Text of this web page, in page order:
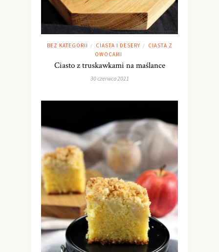
BEZ KATEGORII / CIASTA I DESERY /
CIASTA Z
OWOCAMI
Ciasto z truskawkami na maślance
30 czerwca 2021